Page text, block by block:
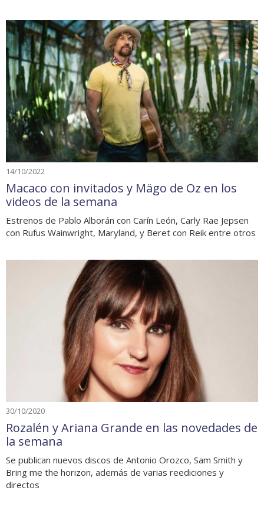
14/10/2022
Macaco con invitados y Mägo de Oz en los
videos de la semana
Estrenos de Pablo Alborán con Carín León, Carly Rae Jepsen
con Rufus Wainwright, Maryland, y Beret con Reik entre otros
30/10/2020
Rozalén y Ariana Grande en las novedades de
la semana
Se publican nuevos discos de Antonio Orozco, Sam Smith y
Bring me the horizon, además de varias reediciones y
directos